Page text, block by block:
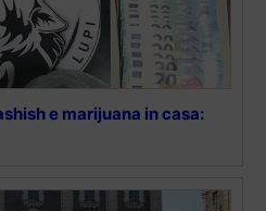
e marijuana in casa: